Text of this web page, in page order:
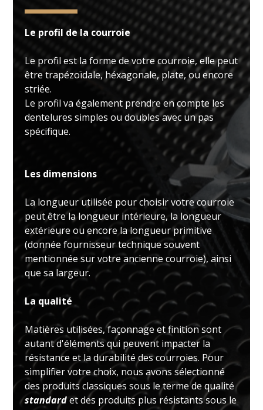
Le profil de la courroie
Le profil est la forme de votre courroie, elle peut
être trapézoïdale, héxagonale, plate, ou encore
striée.
Le profil va également prendre en compte les
dentelures simples ou doubles avec un pas
spécifique.
Les dimensions
La longueur utilisée pour choisir votre courroie
peut être la longueur intérieure, la longueur
extérieure ou encore la longueur primitive
(donnée fournisseur technique souvent
mentionnée sur votre ancienne courroie), ainsi
que sa largeur.
La qualité
Matières utilisées, façonnage et finition sont
autant d'éléments qui peuvent impacter la
résistance et la durabilité des courroies. Pour
simplifier votre choix, nous avons sélectionné
des produits classiques sous le terme de qualité
standardet des produits plus résistants sous le